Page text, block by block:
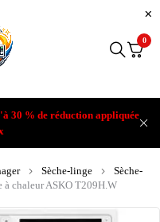
30 % de réduction appliquée
0
Sèche-linge
Sèche-
à chaleur ASKO T209H.W